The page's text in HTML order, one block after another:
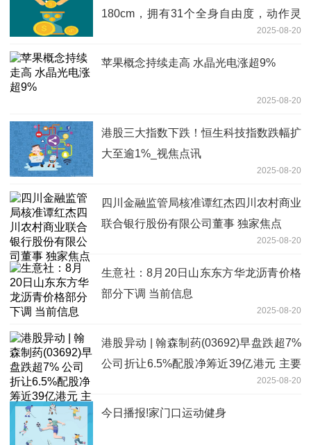
180cm，拥有31个全身自由度，动作灵
2025-08-20
苹果概念持续走高 水晶光电涨超9%
2025-08-20
港股三大指数下跌！恒生科技指数跌幅扩
大至逾1%_视焦点讯
2025-08-20
四川金融监管局核准谭红杰四川农村商业
联合银行股份有限公司董事 独家焦点
2025-08-20
生意社：8月20日山东东方华龙沥青价格
部分下调 当前信息
2025-08-20
港股异动 | 翰森制药(03692)早盘跌超7%
公司折让6.5%配股净筹近39亿港元 主要
2025-08-20
今日播报!家门口运动健身